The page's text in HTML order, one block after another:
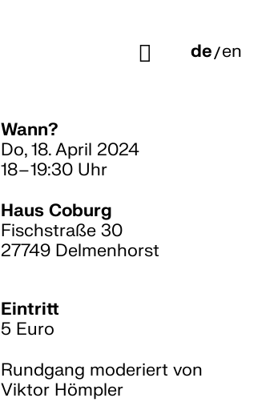
Programm
Veranstaltungen
Schule/KiTa
Workshops
Rundgang
de/en
Wann?
Do, 18. April 2024
18 – 19:30 Uhr
Haus Coburg
Fischstraße 30
27749 Delmenhorst
Eintritt
5 Euro
Rundgang moderiert von
Viktor Hömpler